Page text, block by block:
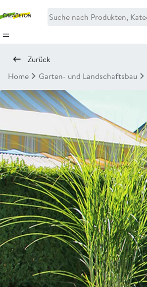
Zurück
Home
Garten- und Landschaftsbau